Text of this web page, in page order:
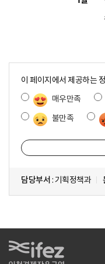
이 페이지에서 제공하는
매우만족
불만족
담당부서 : 기획정책과